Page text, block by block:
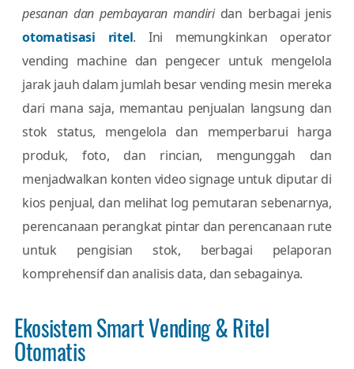
pesanan dan pembayaran mandiridan berbagai jenis
otomatisasi ritel. Ini memungkinkan operator
vending machine dan pengecer untuk mengelola
jarak jauh dalam jumlah besar vending mesin mereka
dari mana saja, memantau penjualan langsung dan
stok status, mengelola dan memperbarui harga
produk, foto, dan rincian, mengunggah dan
menjadwalkan konten video signage untuk diputar di
kios penjual, dan melihat log pemutaran sebenarnya,
perencanaan perangkat pintar dan perencanaan rute
untuk pengisian stok, berbagai pelaporan
komprehensif dan analisis data, dan sebagainya.
Ekosistem Smart Vending & Ritel
Otomatis